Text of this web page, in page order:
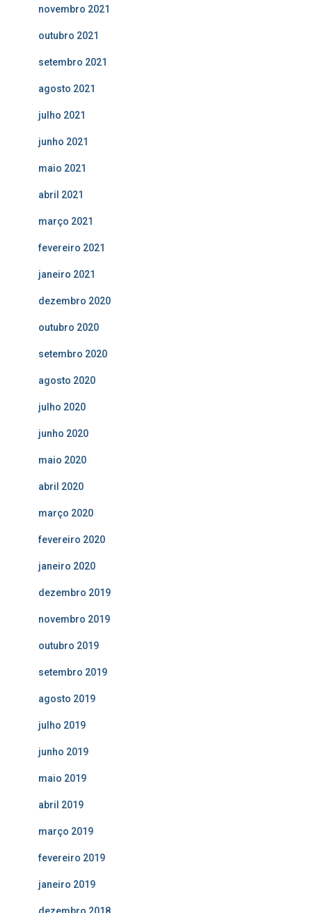
novembro 2021
outubro 2021
setembro 2021
agosto 2021
julho 2021
junho 2021
maio 2021
abril 2021
março 2021
fevereiro 2021
janeiro 2021
dezembro 2020
outubro 2020
setembro 2020
agosto 2020
julho 2020
junho 2020
maio 2020
abril 2020
março 2020
fevereiro 2020
janeiro 2020
dezembro 2019
novembro 2019
outubro 2019
setembro 2019
agosto 2019
julho 2019
junho 2019
maio 2019
abril 2019
março 2019
fevereiro 2019
janeiro 2019